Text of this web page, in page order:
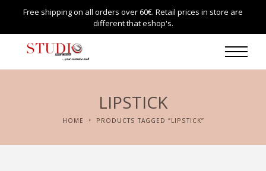
Free shipping on all orders over 60€. Retail prices in store are
different that eshop's.
LIPSTICK
HOME PRODUCTS TAGGED “LIPSTICK”